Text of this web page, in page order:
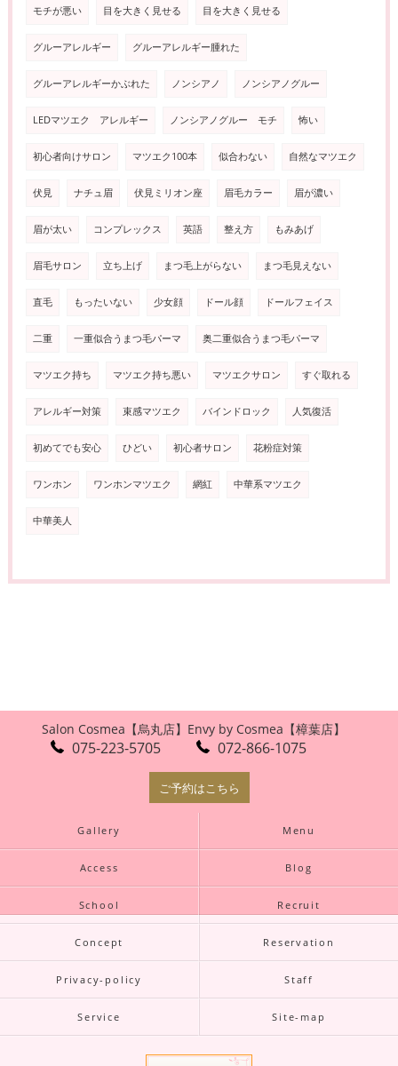
モチが悪い 目を大きく見せる 目を大きく見せる
グルーアレルギー グルーアレルギー腫れた
グルーアレルギーかぶれた ノンシアノ ノンシアノグルー
LEDマツエク アレルギー ノンシアノグルー モチ 怖い
初心者向けサロン マツエク100本 似合わない 自然なマツエク
伏見 ナチュ眉 伏見ミリオン座 眉毛カラー 眉が濃い
眉が太い コンプレックス 英語 整え方 もみあげ
眉毛サロン 立ち上げ まつ毛上がらない まつ毛見えない
直毛 もったいない 少女顔 ドール顔 ドールフェイス
二重 一重似合うまつ毛パーマ 奥二重似合うまつ毛パーマ
マツエク持ち マツエク持ち悪い マツエクサロン すぐ取れる
アレルギー対策 束感マツエク バインドロック 人気復活
初めてでも安心 ひどい 初心者サロン 花粉症対策
ワンホン ワンホンマツエク 網紅 中華系マツエク
中華美人
Salon Cosmea【烏丸店】
075-223-5705
Envy by Cosmea【樟葉店】
072-866-1075
ご予約はこちら
Gallery Menu
Access Blog
School Recruit
Concept Reservation
Privacy-policy Staff
Service Site-map